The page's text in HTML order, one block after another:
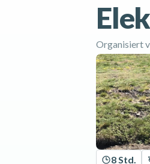
Organisiert
8 Std.